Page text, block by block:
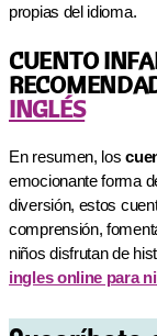
propias del idioma.
CUENTO
INGLÉS
En resumen, los
emocionante forma
diversión, estos
comprensión,
niños disfrutan de
ingles online para